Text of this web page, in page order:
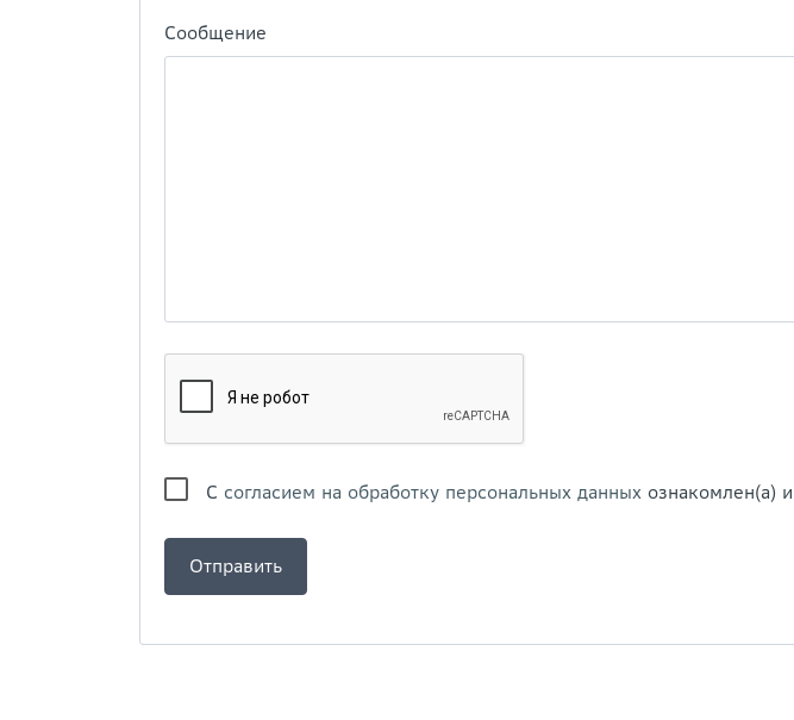
Сообщение
С согласием на обработку персональных данных ознакомлен(а)